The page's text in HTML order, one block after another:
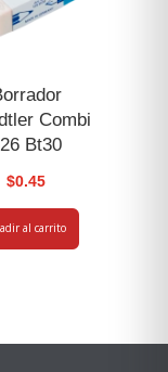
Combi
Bt30
$0.45
al carrito